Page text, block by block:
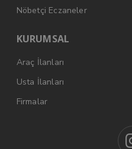
Nöbetçi Eczaneler
KURUMSAL
Araç İlanları
Usta İlanları
Firmalar